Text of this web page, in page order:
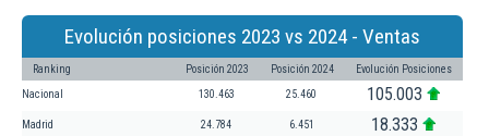
Evolución posiciones 2023 vs 2024 - Ventas
Ranking Posición 2023 Posición 2024 Evolución Posiciones
Nacional 130.463 25.460 105.003
Madrid 24.784 6.451 18.333